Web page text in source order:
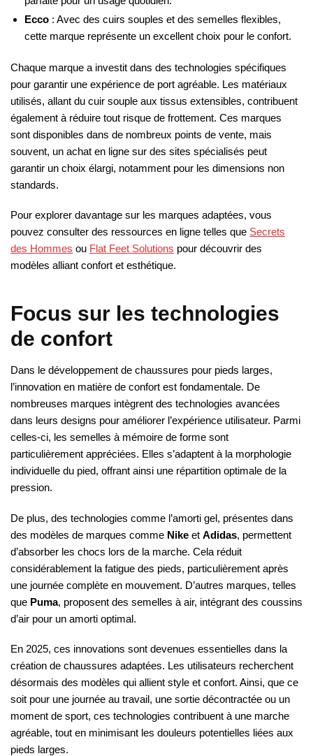
Ecco : Avec des cuirs souples et des semelles flexibles,
cette marque représente un excellent choix pour le confort.
Chaque marque a investit dans des technologies spécifiques
pour garantir une expérience de port agréable. Les matériaux
utilisés, allant du cuir souple aux tissus extensibles, contribuent
également à réduire tout risque de frottement. Ces marques
sont disponibles dans de nombreux points de vente, mais
souvent, un achat en ligne sur des sites spécialisés peut
garantir un choix élargi, notamment pour les dimensions non
standards.
Pour explorer davantage sur les marques adaptées, vous
pouvez consulter des ressources en ligne telles que Secrets
des Hommes ou Flat Feet Solutions pour découvrir des
modèles alliant confort et esthétique.
Focus sur les technologies
de confort
Dans le développement de chaussures pour pieds larges,
l’innovation en matière de confort est fondamentale. De
nombreuses marques intègrent des technologies avancées
dans leurs designs pour améliorer l’expérience utilisateur. Parmi
celles-ci, les semelles à mémoire de forme sont
particulièrement appréciées. Elles s’adaptent à la morphologie
individuelle du pied, offrant ainsi une répartition optimale de la
pression.
De plus, des technologies comme l’amorti gel, présentes dans
des modèles de marques comme Nike et Adidas, permettent
d’absorber les chocs lors de la marche. Cela réduit
considérablement la fatigue des pieds, particulièrement après
une journée complète en mouvement. D’autres marques, telles
que Puma, proposent des semelles à air, intégrant des coussins
d’air pour un amorti optimal.
En 2025, ces innovations sont devenues essentielles dans la
création de chaussures adaptées. Les utilisateurs recherchent
désormais des modèles qui allient style et confort. Ainsi, que ce
soit pour une journée au travail, une sortie décontractée ou un
moment de sport, ces technologies contribuent à une marche
agréable, tout en minimisant les douleurs potentielles liées aux
pieds larges.